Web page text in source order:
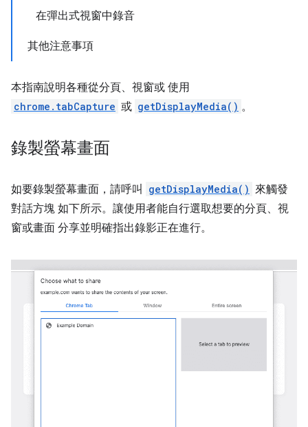
在彈出式視窗中錄音
其他注意事項
本指南說明各種從分頁、視窗或 使用
chrome.tabCapture 或 getDisplayMedia() 。
錄製螢幕畫面
如要錄製螢幕畫面，請呼叫 getDisplayMedia() 來觸發
對話方塊 如下所示。讓使用者能自行選取想要的分頁、視
窗或畫面 分享並明確指出錄影正在進行。